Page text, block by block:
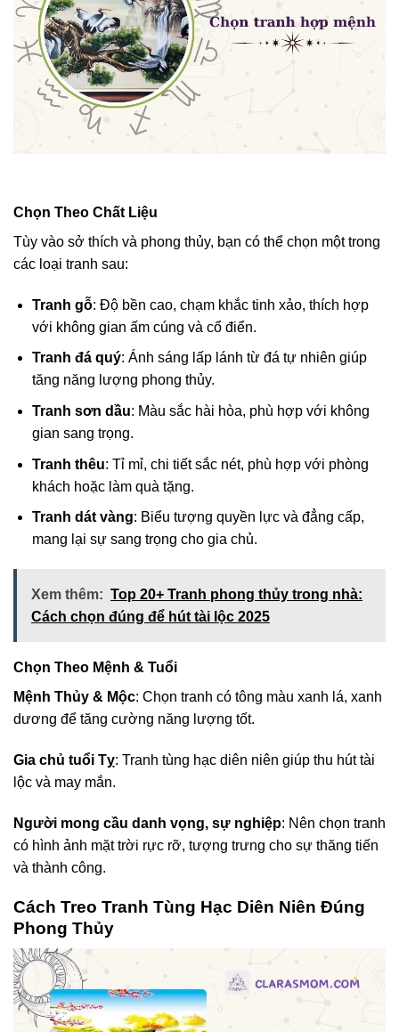
Chọn Theo Chất Liệu
Tùy vào sở thích và phong thủy, bạn có thể chọn một trong
các loại tranh sau:
Tranh gỗ: Độ bền cao, chạm khắc tinh xảo, thích hợp
với không gian ấm cúng và cổ điển.
Tranh đá quý: Ánh sáng lấp lánh từ đá tự nhiên giúp
tăng năng lượng phong thủy.
Tranh sơn dầu: Màu sắc hài hòa, phù hợp với không
gian sang trọng.
Tranh thêu: Tỉ mỉ, chi tiết sắc nét, phù hợp với phòng
khách hoặc làm quà tặng.
Tranh dát vàng: Biểu tượng quyền lực và đẳng cấp,
mang lại sự sang trọng cho gia chủ.
Xem thêm: Top 20+ Tranh phong thủy trong nhà:
Cách chọn đúng để hút tài lộc 2025
Chọn Theo Mệnh & Tuổi
Mệnh Thủy & Mộc: Chọn tranh có tông màu xanh lá, xanh
dương để tăng cường năng lượng tốt.
Gia chủ tuổi Tỵ: Tranh tùng hạc diên niên giúp thu hút tài
lộc và may mắn.
Người mong cầu danh vọng, sự nghiệp: Nên chọn tranh
có hình ảnh mặt trời rực rỡ, tượng trưng cho sự thăng tiến
và thành công.
Cách Treo Tranh Tùng Hạc Diên Niên Đúng
Phong Thủy